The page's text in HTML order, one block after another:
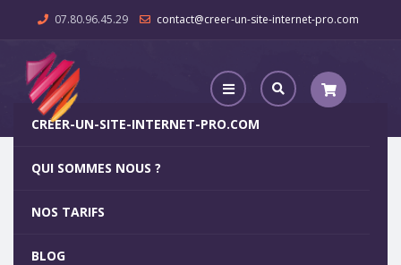
07.80.96.45.29 contact@creer-un-site-internet-pro.com
CREER-UN-SITE-INTERNET-PRO.COM
QUI SOMMES NOUS ?
NOS TARIFS
BLOG
Agence Web Marigny-sur-Yonne
5